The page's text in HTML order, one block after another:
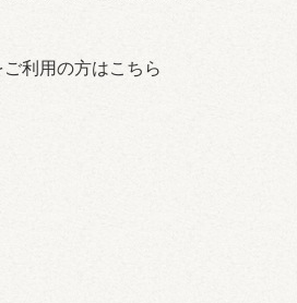
利用の方はこちら